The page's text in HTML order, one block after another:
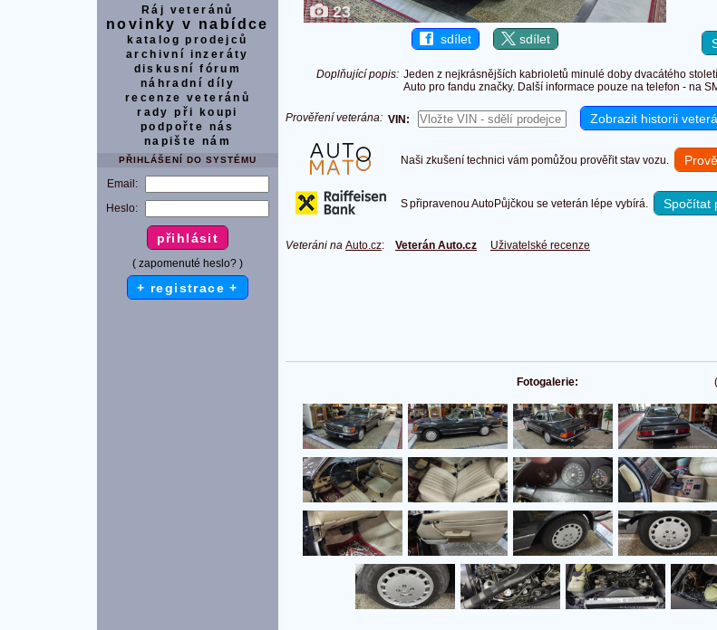
Ráj veteránů
novinky v nabídce
katalog prodejců
archivní inzeráty
diskusní fórum
náhradní díly
recenze veteránů
rady při koupi
podpořte nás
napište nám
PŘIHLÁŠENÍ DO SYSTÉMU
Email:
Heslo:
( zapomenuté heslo? )
+ registrace +
23
sdílet sdílet
Doplňující popis: Jeden z nejkrásnějších kabrioletů minulé doby dvacátého
Auto pro fandu značky. Další informace pouze na telefon - na
Prověření veterána: VIN:
Naši zkušení technici vám pomůžou prověřit stav vozu.
S připravenou AutoPůjčkou se veterán lépe vybírá. Spočítat
Veteráni na Auto.cz: Veterán Auto.cz Uživatelské recenze
(
Fotogalerie: